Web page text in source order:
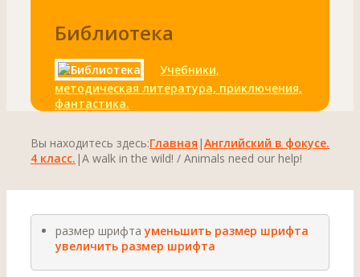
Библиотека
Учебники,
методическая литература, приключения,
фантастика.
Вы находитесь здесь:Главная |Английский в фокусе.
4 класс. |A walk in the wild! / Animals need our help!
размер шрифта уменьшить размер шрифта
увеличить размер шрифта